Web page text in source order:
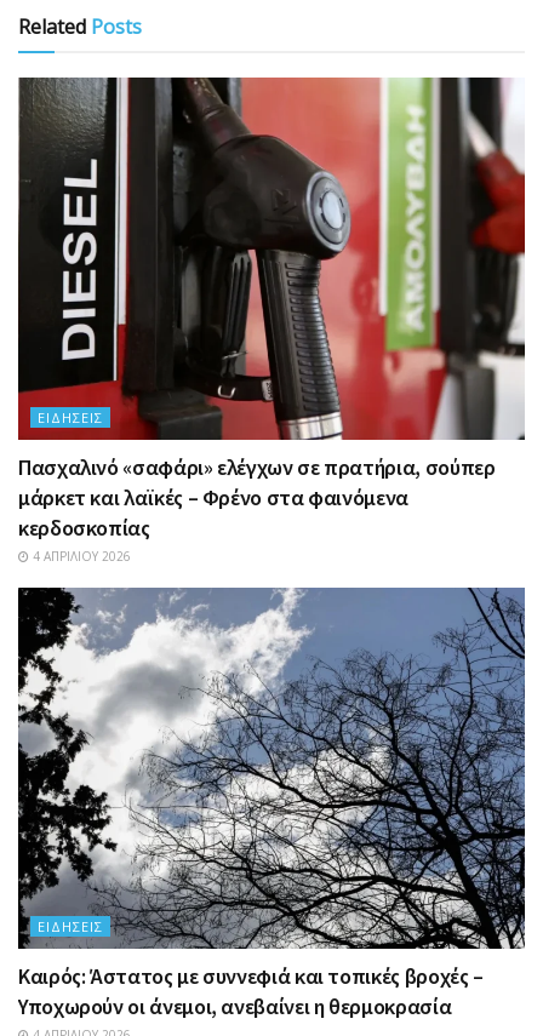
Related Posts
ΕΙΔΉΣΕΙΣ
Πασχαλινό «σαφάρι» ελέγχων σε πρατήρια, σούπερ
μάρκετ και λαϊκές – Φρένο στα φαινόμενα
κερδοσκοπίας
4 ΑΠΡΙΛΊΟΥ 2026
ΕΙΔΉΣΕΙΣ
Καιρός: Άστατος με συννεφιά και τοπικές βροχές –
Υποχωρούν οι άνεμοι, ανεβαίνει η θερμοκρασία